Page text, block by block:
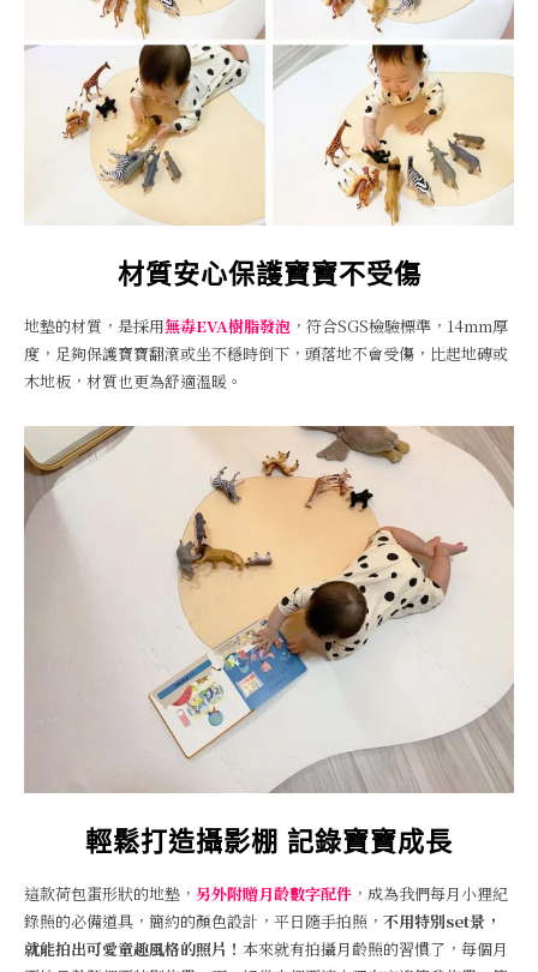
材質安心保護寶寶不受傷
地墊的材質，是採用無毒EVA樹脂發泡 ，符合SGS檢驗標準，14mm厚
度，足夠保護寶寶翻滾或坐不穩時倒下，頭落地不會受傷，比起地磚或
木地板，材質也更為舒適溫暖。
輕鬆打造攝影棚 記錄寶寶成長
這款荷包蛋形狀的地墊， 另外附贈月齡數字配件 ，成為我們每月小狸紀
錄照的必備道具，簡約的顏色設計，平日隨手拍照， 不用特別set景，
就能拍出可愛童趣風格的照片！ 本來就有拍攝月齡照的習慣了，每個月